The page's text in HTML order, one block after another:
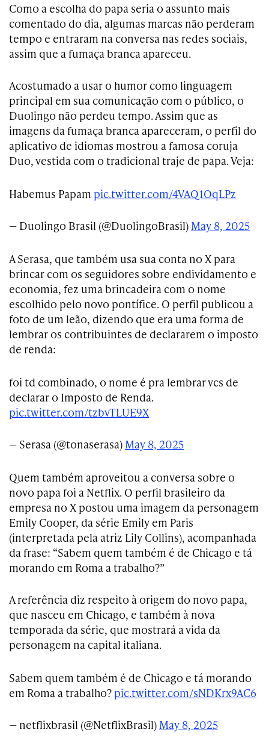
Como a escolha do papa seria o assunto mais
comentado do dia, algumas marcas não perderam
tempo e entraram na conversa nas redes sociais,
assim que a fumaça branca apareceu.
Acostumado a usar o humor como linguagem
principal em sua comunicação com o público, o
Duolingo não perdeu tempo. Assim que as
imagens da fumaça branca apareceram, o perfil do
aplicativo de idiomas mostrou a famosa coruja
Duo, vestida com o tradicional traje de papa. Veja:
Habemus Papam pic.twitter.com/4VAQ1OqLPz
— Duolingo Brasil (@DuolingoBrasil) May 8, 2025
A Serasa, que também usa sua conta no X para
brincar com os seguidores sobre endividamento e
economia, fez uma brincadeira com o nome
escolhido pelo novo pontífice. O perfil publicou a
foto de um leão, dizendo que era uma forma de
lembrar os contribuintes de declararem o imposto
de renda:
foi td combinado, o nome é pra lembrar vcs de
declarar o Imposto de Renda.
pic.twitter.com/tzbvTLUE9X
— Serasa (@tonaserasa) May 8, 2025
Quem também aproveitou a conversa sobre o
novo papa foi a Netflix. O perfil brasileiro da
empresa no X postou uma imagem da personagem
Emily Cooper, da série Emily em Paris
(interpretada pela atriz Lily Collins), acompanhada
da frase: “Sabem quem também é de Chicago e tá
morando em Roma a trabalho?”
A referência diz respeito à origem do novo papa,
que nasceu em Chicago, e também à nova
temporada da série, que mostrará a vida da
personagem na capital italiana.
Sabem quem também é de Chicago e tá morando
em Roma a trabalho? pic.twitter.com/sNDKrx9AC6
— netflixbrasil (@NetflixBrasil) May 8, 2025